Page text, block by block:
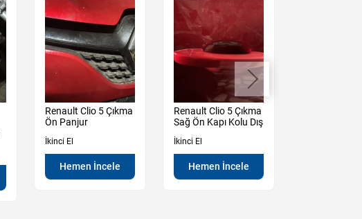
Renault Clio 5 Çıkma
Ön Panjur
İkinci El
Hemen İncele
Renault Clio 5 Çıkma
Sağ Ön Kapı Kolu Dış
İkinci El
Hemen İncele